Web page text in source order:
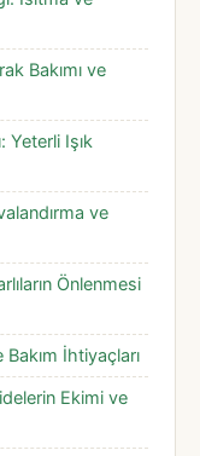
Bakımı ve
Yeterli Işık
ve
Önlenmesi
İhtiyaçları
Ekimi ve